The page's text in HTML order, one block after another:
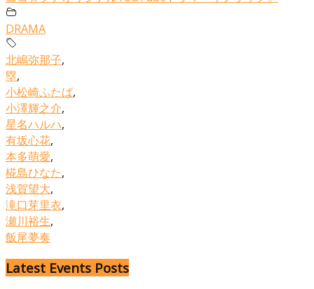
DRAMA
北嶋弥那子,
塁,
小松崎ふたば,
小澤輝之介,
星名ハルハ,
有坂心花,
本多萌愛,
椛島ひなた,
浅賀望大,
滝口芽里衣,
瀬川裕生,
飯尾夢奏
Latest Events Posts